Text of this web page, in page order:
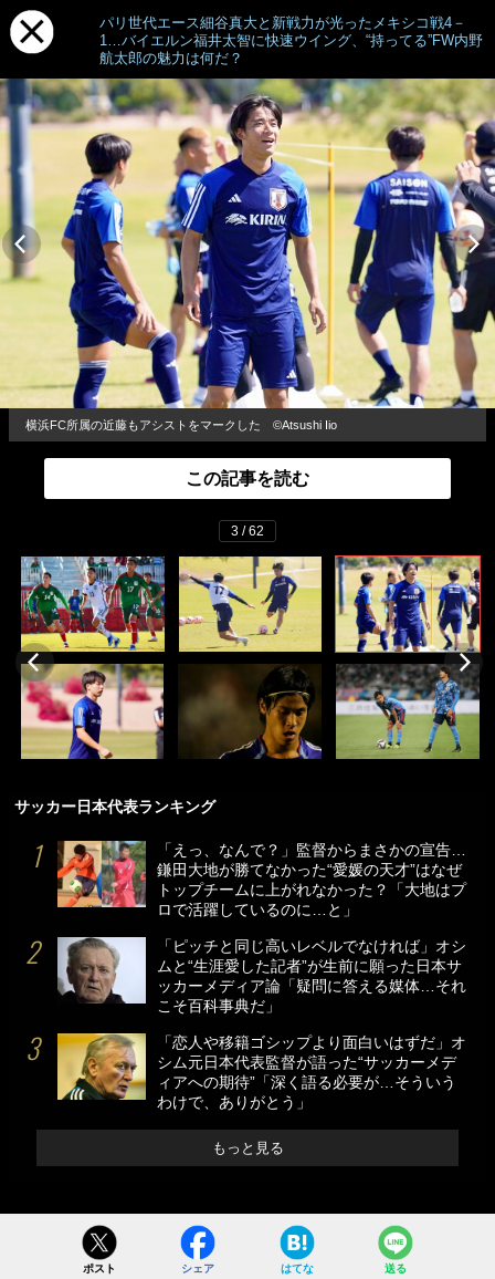
パリ世代エース細谷真大と新戦力が光ったメキシコ戦4－
1…バイエルン福井太智に快速ウイング、“持ってる”FW内野
航太郎の魅力は何だ？
横浜FC所属の近藤もアシストをマークした ©Atsushi Iio
この記事を読む
3 / 62
サッカー日本代表ランキング
「えっ、なんで？」監督からまさかの宣告…
鎌田大地が勝てなかった“愛媛の天才”はなぜ
トップチームに上がれなかった？「大地はプ
ロで活躍しているのに…と」
「ピッチと同じ高いレベルでなければ」オシ
ムと“生涯愛した記者”が生前に願った日本サ
ッカーメディア論「疑問に答える媒体…それ
こそ百科事典だ」
「恋人や移籍ゴシップより面白いはずだ」オ
シム元日本代表監督が語った“サッカーメデ
ィアへの期待”「深く語る必要が…そういう
わけで、ありがとう」
もっと見る
ポスト シェア はてな 送る